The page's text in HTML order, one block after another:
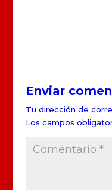
Enviar
Tu dirección de
Los campos